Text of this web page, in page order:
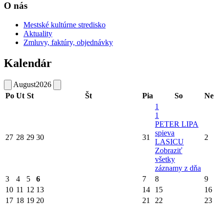
O nás
Mestské kultúrne stredisko
Aktuality
Zmluvy, faktúry, objednávky
Kalendár
August2026
Po Ut St Št Pia So Ne
27 28 29 30 31
1
1
PETER LIPA
spieva
LASICU
Zobraziť
všetky
záznamy z dňa
2
3 4 5 6 7 8
9
10 11 12 13 14 15
16
17 18 19 20 21 22
23